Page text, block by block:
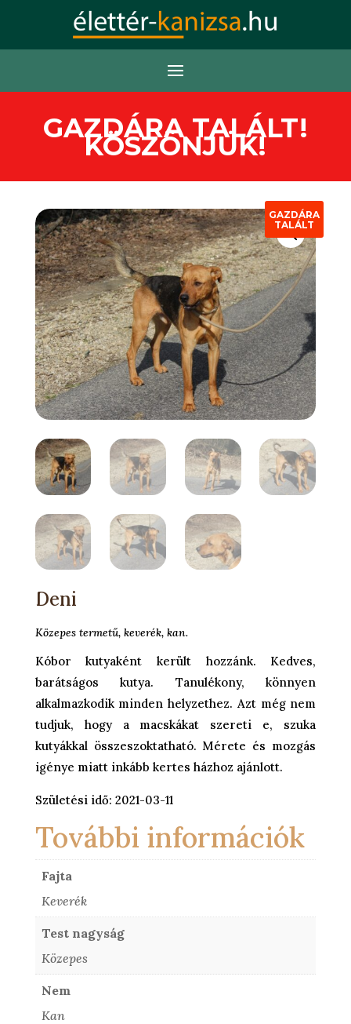
GAZDÁRA TALÁLT!
KÖSZÖNJÜK!
Deni
Közepes termetű, keverék, kan.
Kóbor kutyaként került hozzánk. Kedves,
barátságos kutya. Tanulékony, könnyen
alkalmazkodik minden helyzethez. Azt még nem
tudjuk, hogy a macskákat szereti e, szuka
kutyákkal összeszoktatható. Mérete és mozgás
igénye miatt inkább kertes házhoz ajánlott.
Születési idő: 2021-03-11
További információk
Fajta
Keverék
Test nagyság
Közepes
Nem
Kan
GAZDÁRA
TALÁLT